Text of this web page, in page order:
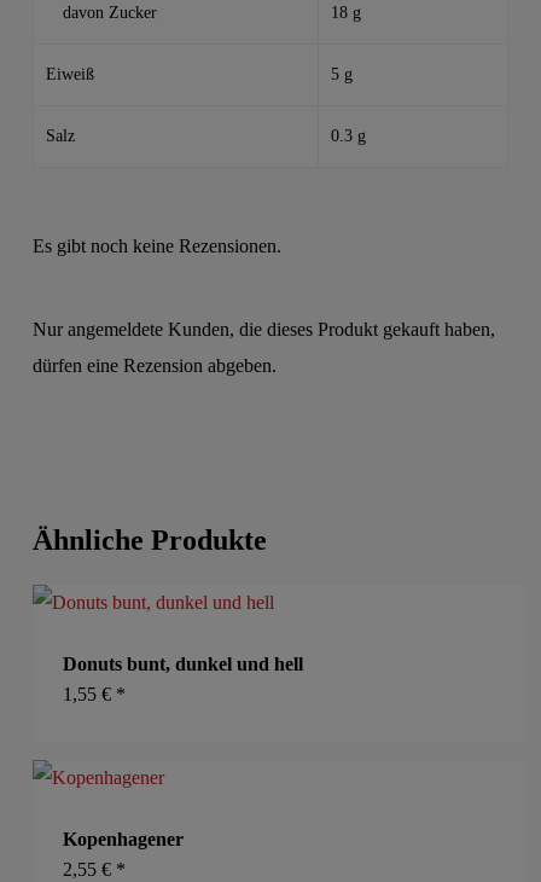
davon Zucker 18 g
Eiweiß 5 g
Salz 0.3 g
Es gibt noch keine Rezensionen.
Nur angemeldete Kunden, die dieses Produkt gekauft haben,
dürfen eine Rezension abgeben.
Ähnliche Produkte
Donuts bunt, dunkel und hell
1,55 € *
Kopenhagener
2,55 € *